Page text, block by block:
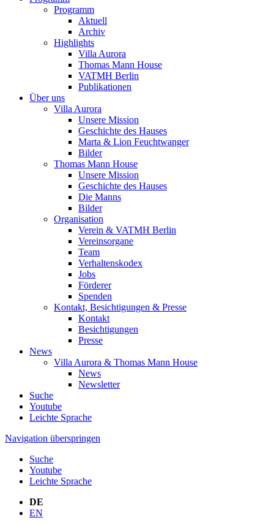
Programm
Aktuell
Archiv
Highlights
Villa Aurora
Thomas Mann House
VATMH Berlin
Publikationen
Über uns
Villa Aurora
Unsere Mission
Geschichte des Hauses
Marta & Lion Feuchtwanger
Bilder
Thomas Mann House
Unsere Mission
Geschichte des Hauses
Die Manns
Bilder
Organisation
Verein & VATMH Berlin
Vereinsorgane
Team
Verhaltenskodex
Jobs
Förderer
Spenden
Kontakt, Besichtigungen & Presse
Kontakt
Besichtigungen
Presse
News
Villa Aurora & Thomas Mann House
News
Newsletter
Suche
Youtube
Leichte Sprache
Navigation überspringen
Suche
Youtube
Leichte Sprache
DE
EN